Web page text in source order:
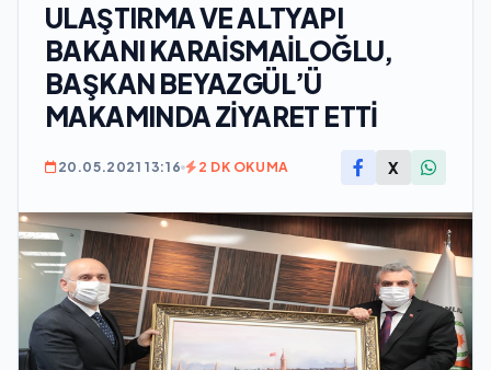
ULAŞTIRMA VE ALTYAPI
BAKANI KARAİSMAİLOĞLU,
BAŞKAN BEYAZGÜL’Ü
MAKAMINDA ZİYARET ETTİ
20.05.2021 13:16 2 DK OKUMA X